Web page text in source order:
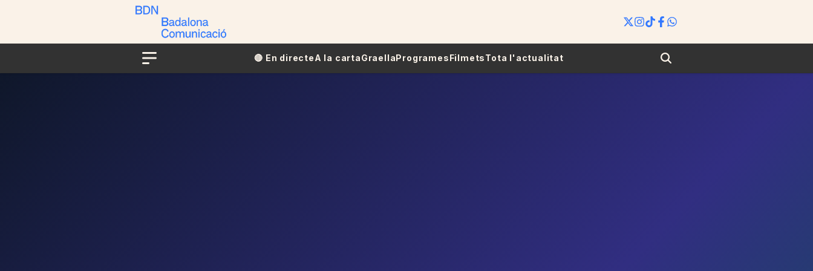
Menu
🔴​​ En directeA la cartaGraellaProgramesFilmetsTota l'actualitat Search